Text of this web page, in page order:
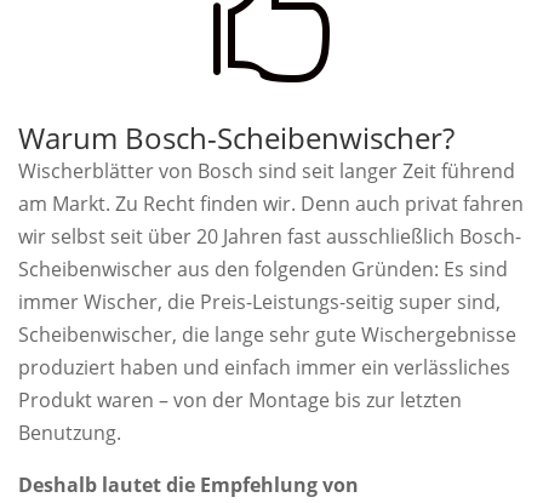

Warum Bosch-Scheibenwischer?
Wischerblätter von Bosch sind seit langer Zeit führend
am Markt. Zu Recht finden wir. Denn auch privat fahren
wir selbst seit über 20 Jahren fast ausschließlich Bosch-
Scheibenwischer aus den folgenden Gründen: Es sind
immer Wischer, die Preis-Leistungs-seitig super sind,
Scheibenwischer, die lange sehr gute Wischergebnisse
produziert haben und einfach immer ein verlässliches
Produkt waren – von der Montage bis zur letzten
Benutzung.
Deshalb lautet die Empfehlung von